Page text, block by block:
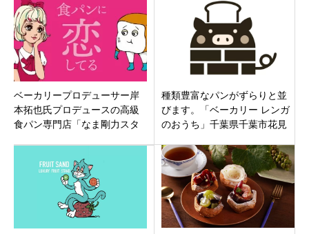
ベーカリープロデューサー岸
本拓也氏プロデュースの高級
食パン専門店「なま剛力スタ
種類豊富なパンがずらりと並
びます。「ベーカリー レンガ
のおうち」千葉県千葉市花見